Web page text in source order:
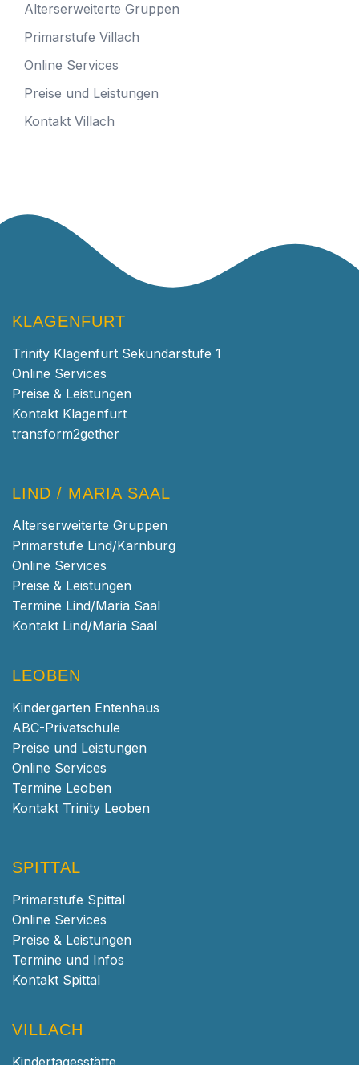
Alterserweiterte Gruppen
Primarstufe Villach
Online Services
Preise und Leistungen
Kontakt Villach
KLAGENFURT
Trinity Klagenfurt Sekundarstufe 1
Online Services
Preise & Leistungen
Kontakt Klagenfurt
transform2gether
LIND / MARIA SAAL
Alterserweiterte Gruppen
Primarstufe Lind/Karnburg
Online Services
Preise & Leistungen
Termine Lind/Maria Saal
Kontakt Lind/Maria Saal
LEOBEN
Kindergarten Entenhaus
ABC-Privatschule
Preise und Leistungen
Online Services
Termine Leoben
Kontakt Trinity Leoben
SPITTAL
Primarstufe Spittal
Online Services
Preise & Leistungen
Termine und Infos
Kontakt Spittal
VILLACH
Kindertagesstätte